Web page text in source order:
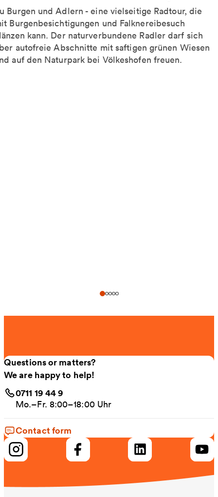
Burgen und Adlern - eine vielseitige Radtour, die
Burgenbesichtigungen und Falknereibesuch
kann. Der naturverbundene Radler darf sich
autofreie Abschnitte mit saftigen grünen Wiesen
auf den Naturpark bei Völkeshofen freuen.
Questions or matters?
We are happy to help!
0711 19 44 9
Mo.–Fr. 8:00–18:00 Uhr
Contact form